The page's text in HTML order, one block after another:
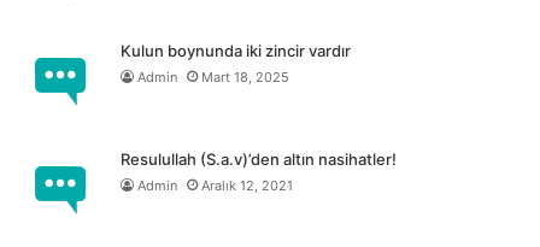
Kulun boynunda iki zincir vardır
Admin Mart 18, 2025
Resulullah (S.a.v)’den altın nasihatler!
Admin Aralık 12, 2021